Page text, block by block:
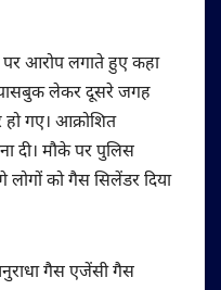
आरोप लगाते हुए कहा
पासबुक लेकर दूसरे जगह
हो गए। आक्रोशित
दी। मौके पर पुलिस
को गैस सिलेंडर दिया
गैस एजेंसी गैस